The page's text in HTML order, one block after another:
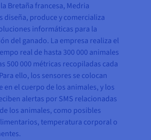
Bretaña francesa, Medria
diseña, produce y comercializa
informáticas para la
del ganado. La empresa realiza el
real de hasta 300 000 animales
500 000 métricas recopiladas cada
ello, los sensores se colocan
en el cuerpo de los animales, y los
alertas por SMS relacionadas
los animales, como posibles
temperatura corporal o